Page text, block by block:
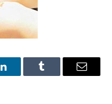
LinkedInTumblr Email